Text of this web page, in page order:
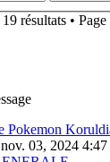
résultats • Page
Pokemon
03, 2024 4:47